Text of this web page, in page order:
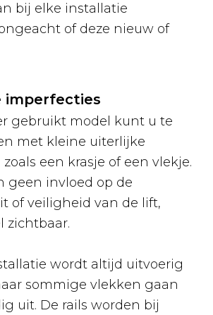
bij elke installatie
of deze nieuw of
imperfecties
gebruikt model kunt u te
met kleine uiterlijke
een krasje of een vlekje.
geen invloed op de
of veiligheid van de lift,
zichtbaar.
wordt altijd uitvoerig
sommige vlekken gaan
uit. De rails worden bij